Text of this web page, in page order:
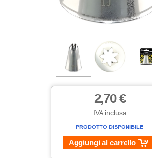
2,70 €
IVA inclusa
PRODOTTO DISPONIBILE
Aggiungi al carrello